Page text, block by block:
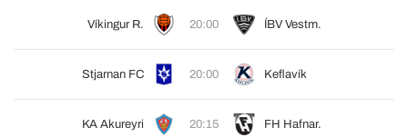
Víkingur R. 20:00 ÍBV Vestm.
Stjarnan FC 20:00 Keflavík
KA Akureyri 20:15 FH Hafnar.